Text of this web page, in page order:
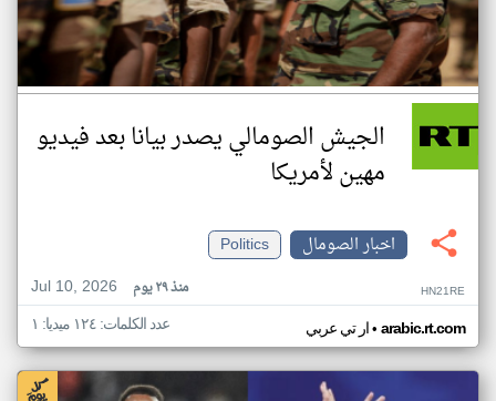
الجيش الصومالي يصدر بيانا بعد فيديو
مهين لأمريكا
اخبار الصومال
Politics
Jul 10, 2026
منذ ٢٩ يوم HN21RE
ار تي عربي• arabic.rt.com عدد الكلمات: ١٢٤ ميديا: ١